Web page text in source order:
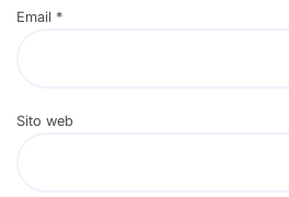
Email *
Sito web